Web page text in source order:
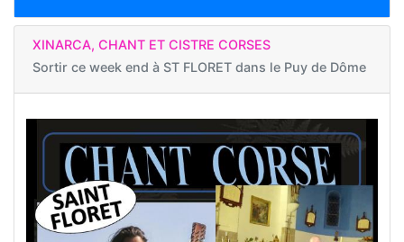
XINARCA, CHANT ET CISTRE CORSES
Sortir ce week end à ST FLORET dans le Puy de Dôme